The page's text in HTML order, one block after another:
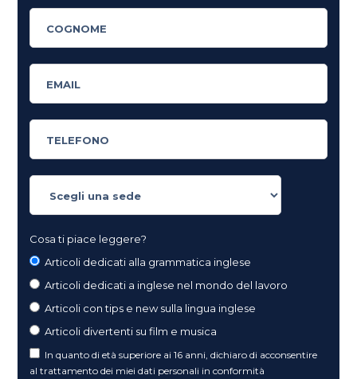
Cosa ti piace leggere?
Articoli dedicati alla grammatica inglese
Articoli dedicati a inglese nel mondo del lavoro
Articoli con tips e new sulla lingua inglese
Articoli divertenti su film e musica
In quanto di età superiore ai 16 anni, dichiaro di acconsentire
al trattamento dei miei dati personali in conformità